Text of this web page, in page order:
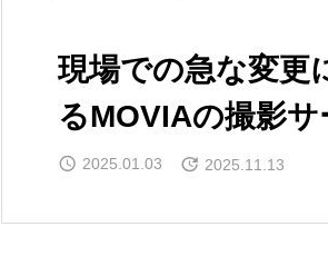
現場での急な変更
るMOVIAの撮影サ
2025.01.03 2025.11.13